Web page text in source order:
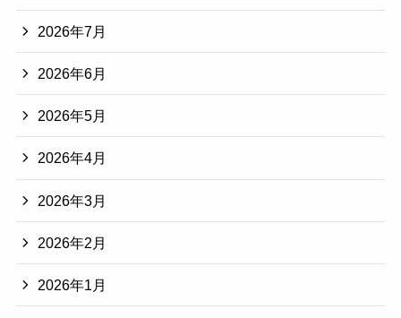
2026年7月
2026年6月
2026年5月
2026年4月
2026年3月
2026年2月
2026年1月